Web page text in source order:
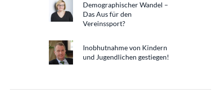
Demographischer Wandel –
Das Aus für den
Vereinssport?
Inobhutnahme von Kindern
und Jugendlichen gestiegen!